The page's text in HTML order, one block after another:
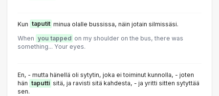
Kun taputit minua olalle bussissa, näin jotain silmissäsi.
When you tapped on my shoulder on the bus, there was
something... Your eyes.
En, - mutta hänellä oli sytytin, joka ei toiminut kunnolla, - joten
hän taputti sitä, ja ravisti sitä kahdesta, - ja yritti sitten sytyttää
sen.